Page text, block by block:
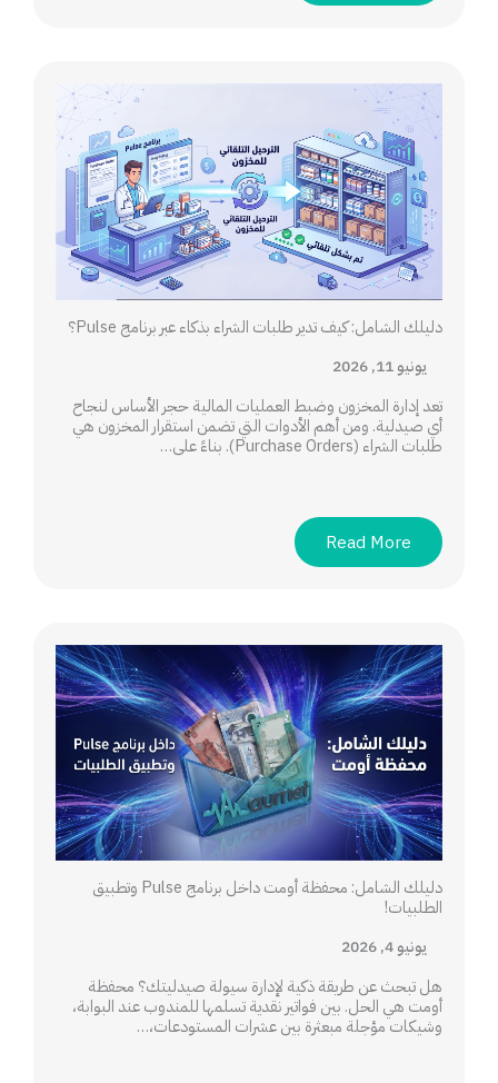
دليلك الشامل: كيف تدير طلبات الشراء بذكاء عبر برنامج Pulse؟
يونيو 11, 2026
تعد إدارة المخزون وضبط العمليات المالية حجر الأساس لنجاح
أي صيدلية. ومن أهم الأدوات التي تضمن استقرار المخزون هي
طلبات الشراء (Purchase Orders). بناءً على…
Read More
دليلك الشامل: محفظة أومت داخل برنامج Pulse وتطبيق
الطلبيات!
يونيو 4, 2026
هل تبحث عن طريقة ذكية لإدارة سيولة صيدليتك؟ محفظة
أومت هي الحل. بين فواتير نقدية تسلمها للمندوب عند البوابة،
وشيكات مؤجلة مبعثرة بين عشرات المستودعات،…